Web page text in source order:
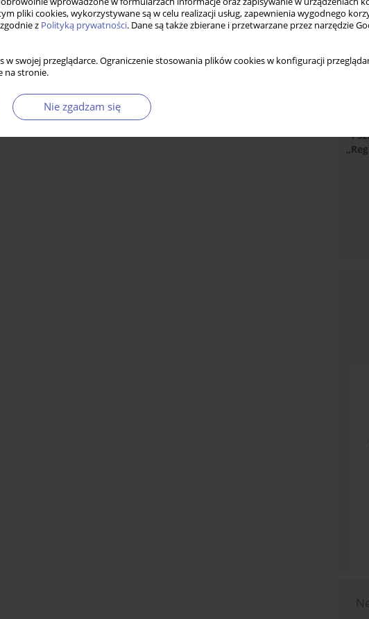
pliki cookies, wykorzystywane są w celu realizacji usług, zapewnienia wygodnego
z Polityką prywatności. Dane są także zbierane i przetwarzane przez narzędzie
w swojej przeglądarce. Ograniczenie stosowania plików cookies w konfiguracji
na stronie.
Nie zgadzam się
1995–2019 – szacunki oparte na schemacie
i